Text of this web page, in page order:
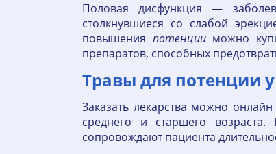
Половая дисфункция —
столкнувшиеся со слабой
повышения потенцииможно
препаратов, способных
Травы для потенции
Заказать лекарства можно
среднего и старшего
сопровождают пациента